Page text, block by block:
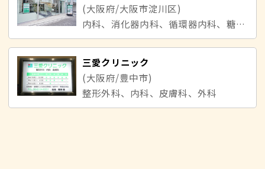
(大阪府/大阪市淀川区)
内科、消化器内科、循環器内科、糖尿病内科、整形外科
三愛クリニック
(大阪府/豊中市)
整形外科、内科、皮膚科、外科